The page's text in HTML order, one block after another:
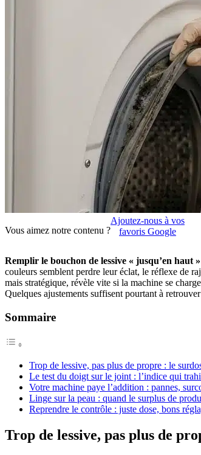
Vous aimez notre contenu ?
Ajoutez-nous à vos
favoris Google
Remplir le bouchon de lessive « jusqu’en haut
couleurs semblent perdre leur éclat, le réflexe de
mais stratégique, révèle vite si la machine se
Quelques ajustements suffisent pourtant à
Sommaire
Trop de lessive, pas plus de propre : le
Le test du doigt sur le joint : l’indice qui
Votre machine paye l’addition : pannes,
Linge sur la peau : quand le surplus de
Reprendre le contrôle : juste dose, bons
Trop de lessive, pas plus de